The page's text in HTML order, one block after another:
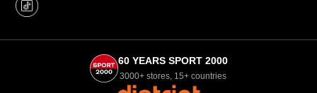
60 YEARS SPORT 2000
3000+ stores, 15+ countries